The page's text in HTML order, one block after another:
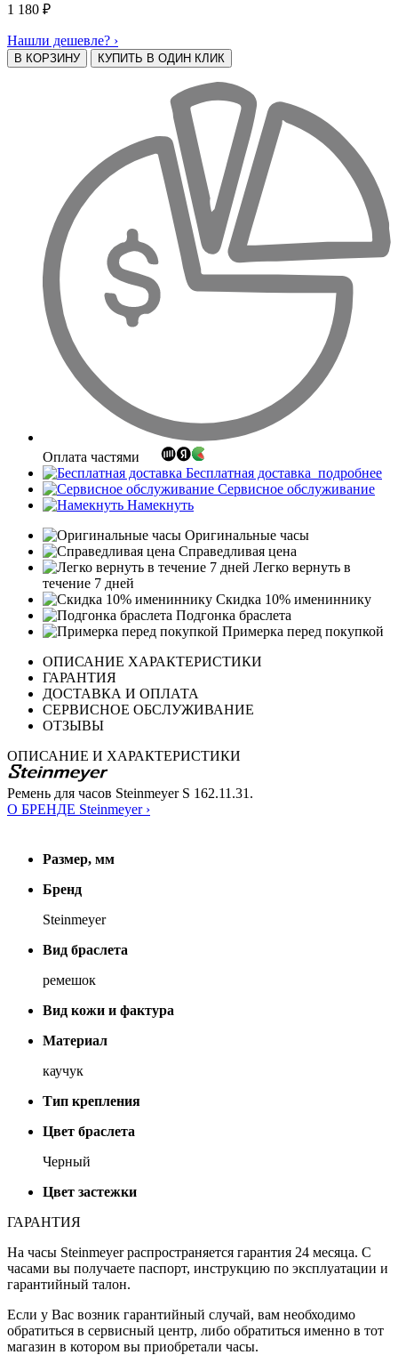
1 180 ₽
Нашли дешевле? ›
В КОРЗИНУ КУПИТЬ В ОДИН КЛИК
Оплата частями
Бесплатная доставка подробнее
Сервисное обслуживание
Намекнуть
Оригинальные часы
Справедливая цена
Легко вернуть в
течение 7 дней
Скидка 10% имениннику
Подгонка браслета
Примерка перед покупкой
ОПИСАНИЕ ХАРАКТЕРИСТИКИ
ГАРАНТИЯ
ДОСТАВКА И ОПЛАТА
СЕРВИСНОЕ ОБСЛУЖИВАНИЕ
ОТЗЫВЫ
ОПИСАНИЕ И ХАРАКТЕРИСТИКИ
Ремень для часов Steinmeyer S 162.11.31.
О БРЕНДЕ Steinmeyer ›
Размер, мм
Бренд
Steinmeyer
Вид браслета
ремешок
Вид кожи и фактура
Материал
каучук
Тип крепления
Цвет браслета
Черный
Цвет застежки
ГАРАНТИЯ
На часы Steinmeyer распространяется гарантия 24 месяца. С
часами вы получаете паспорт, инструкцию по эксплуатации и
гарантийный талон.
Если у Вас возник гарантийный случай, вам необходимо
обратиться в сервисный центр, либо обратиться именно в тот
магазин в котором вы приобретали часы.